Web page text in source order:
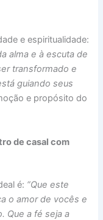
e espiritualidade:
alma e à escuta de
transformado e
guiando seus
e propósito do
de casal com
é: “Que este
o amor de vocês e
Que a fé seja a